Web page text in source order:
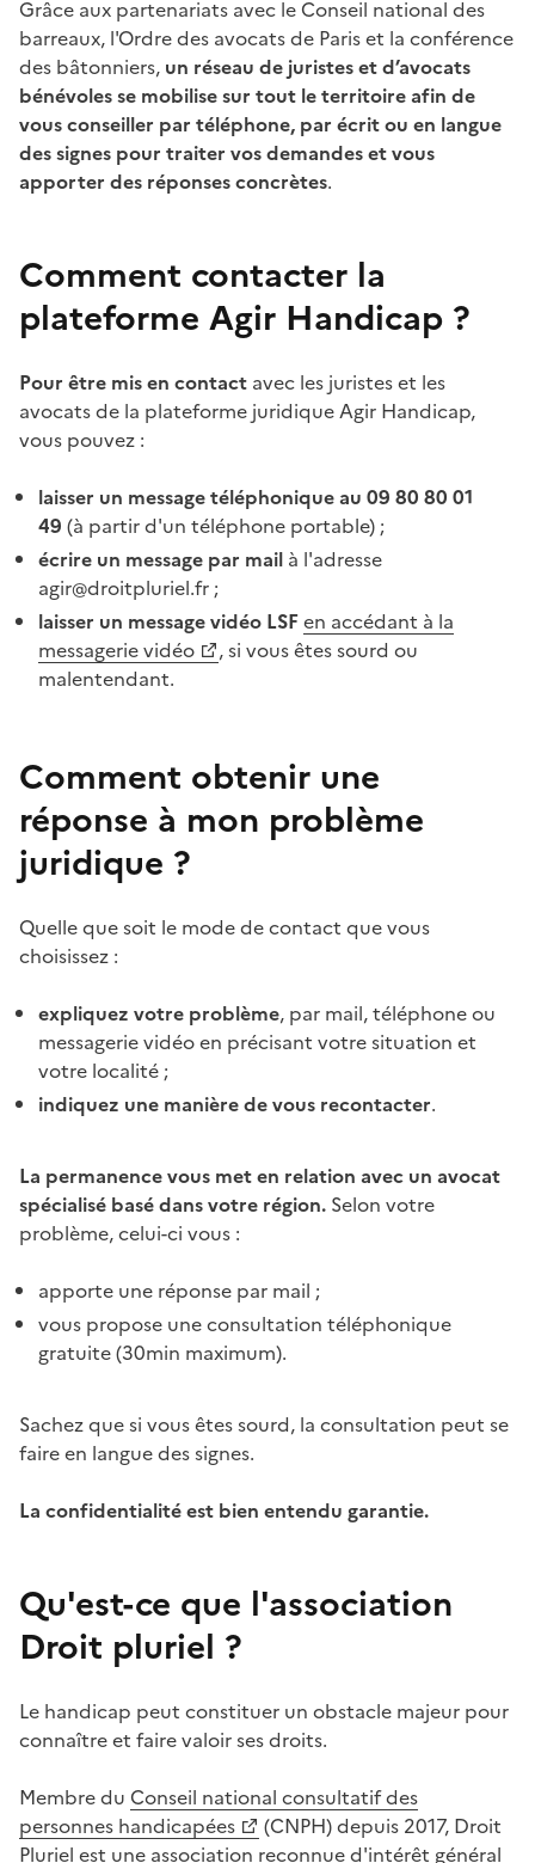
Grâce aux partenariats avec le Conseil national des
barreaux, l'Ordre des avocats de Paris et la conférence
des bâtonniers, un réseau de juristes et d’avocats
bénévoles se mobilise sur tout le territoire afin de
vous conseiller par téléphone, par écrit ou en langue
des signes pour traiter vos demandes et vous
apporter des réponses concrètes.
Comment contacter la
plateforme Agir Handicap ?
Pour être mis en contact avec les juristes et les
avocats de la plateforme juridique Agir Handicap,
vous pouvez :
laisser un message téléphonique au 09 80 80 01
49 (à partir d'un téléphone portable) ;
écrire un message par mail à l'adresse
agir@droitpluriel.fr ;
laisser un message vidéo LSFen accédant à la
messagerie vidéo
, si vous êtes sourd ou
malentendant.
Comment obtenir une
réponse à mon problème
juridique ?
Quelle que soit le mode de contact que vous
choisissez :
expliquez votre problème, par mail, téléphone ou
messagerie vidéoen précisant votre situation et
votre localité ;
indiquez une manière de vous recontacter.
La permanence vous met en relation avec un avocat
spécialisé basé dans votre région. Selon votre
problème, celui-ci vous :
apporte une réponse par mail ;
vous propose une consultation téléphonique
gratuite (30min maximum).
Sachez que si vous êtes sourd, la consultation peut se
faire en langue des signes.
La confidentialité est bien entendu garantie.
Qu'est-ce que l'association
Droit pluriel ?
Le handicap peut constituer un obstacle majeur pour
connaître et faire valoir ses droits.
Membre du Conseil national consultatif des
personnes handicapées
(CNPH) depuis 2017, Droit
Pluriel est une association reconnue d'intérêt général